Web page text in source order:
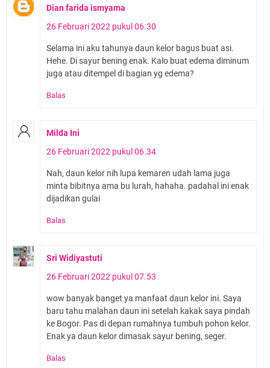
Dian farida ismyama
26 Februari 2022 pukul 06.30
Selama ini aku tahunya daun kelor bagus buat asi.
Hehe. Di sayur bening enak. Kalo buat edema diminum
juga atau ditempel di bagian yg edema?
Balas
Milda Ini
26 Februari 2022 pukul 06.34
Nah, daun kelor nih lupa kemaren udah lama juga
minta bibitnya ama bu lurah, hahaha. padahal ini enak
dijadikan gulai
Balas
Sri Widiyastuti
26 Februari 2022 pukul 07.53
wow banyak banget ya manfaat daun kelor ini. Saya
baru tahu malahan daun ini setelah kakak saya pindah
ke Bogor. Pas di depan rumahnya tumbuh pohon kelor.
Enak ya daun kelor dimasak sayur bening, seger.
Balas